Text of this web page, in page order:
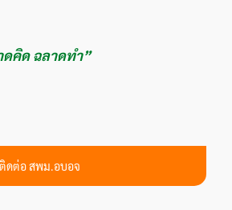
ดคิด ฉลาดทำ”
ติดต่อ สพม.อบอจ